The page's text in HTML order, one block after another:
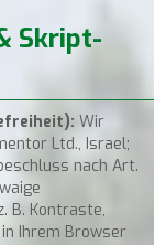
Skript-
Wir
Ltd., Israel;
nach Art.
B. Kontraste,
Ihrem Browser